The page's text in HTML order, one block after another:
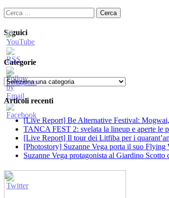
Ricerca
per:
Seguici
Categorie
Categorie
Articoli recenti
[Live Report] Be Alternative Festival:
TANCA FEST 2: svelata la lineup e aperte le
[Live Report] Il tour dei Litfiba per i
[Photostory] Suzanne Vega porta il suo
Suzanne Vega protagonista al Giardino Scotto